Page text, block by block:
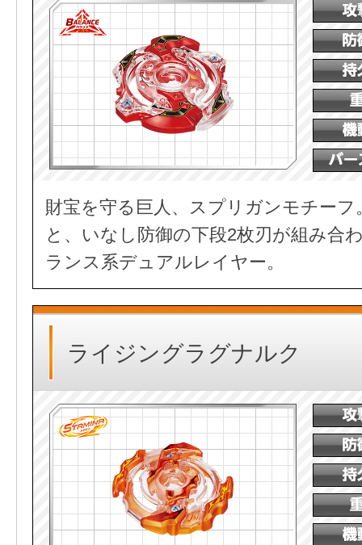
財宝を守る巨人、スプリガンモチーフ
と、いなし防御の下段2枚刃が組み合
ランス系デュアルレイヤー。
ライジングラグナルク